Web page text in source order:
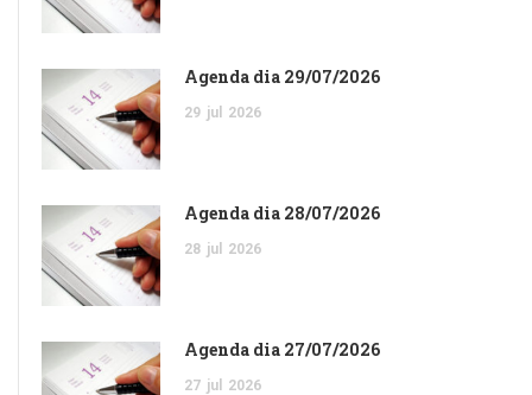
Agenda dia 29/07/2026
29 jul 2026
Agenda dia 28/07/2026
28 jul 2026
Agenda dia 27/07/2026
27 jul 2026